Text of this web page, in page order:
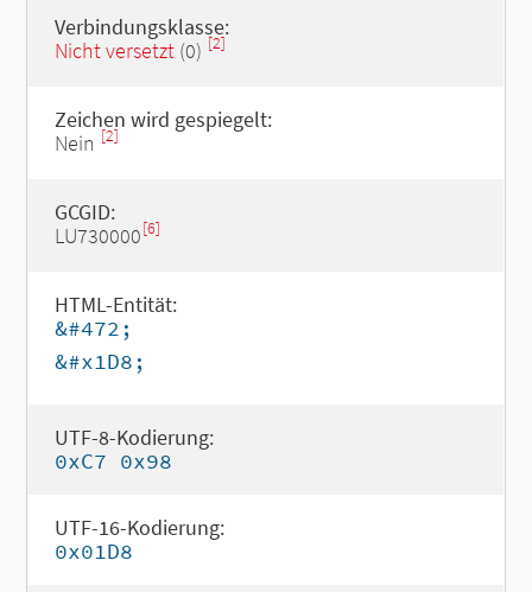
Verbindungsklasse:
Nicht versetzt(0) [2]
Zeichen wird gespiegelt:
Nein [2]
GCGID:
LU730000[6]
HTML-Entität:
&#472;
&#x1D8;
UTF-8-Kodierung:
0xC7 0x98
UTF-16-Kodierung:
0x01D8